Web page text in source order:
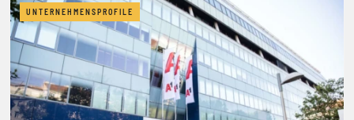
UNTERNEHMENSPROFILE